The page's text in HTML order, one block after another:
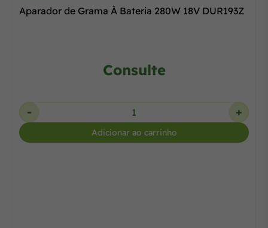
Aparador de Grama À Bateria 280W 18V DUR193Z
Consulte
- +
Adicionar ao carrinho